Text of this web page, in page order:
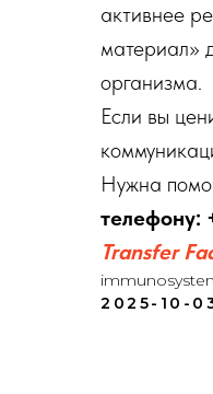
активнее
материал»
организма.
Если вы
Нужна
телефону:
Transfer
2025-10-